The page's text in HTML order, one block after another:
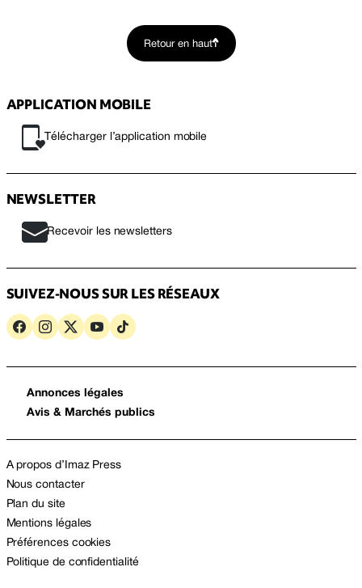
Retour en haut
APPLICATION MOBILE
Télécharger l’application mobile
NEWSLETTER
Recevoir les newsletters
SUIVEZ-NOUS SUR LES RÉSEAUX
Annonces légales
Avis & Marchés publics
A propos d’Imaz Press
Nous contacter
Plan du site
Mentions légales
Préférences cookies
Politique de confidentialité